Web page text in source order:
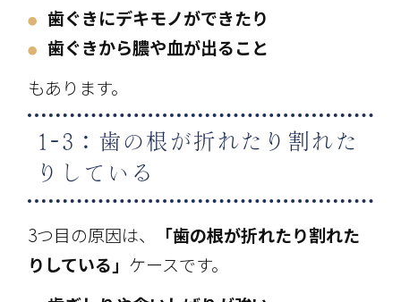
● 歯ぐきにデキモノができたり
● 歯ぐきから膿や血が出ること
もあります。
1-3：歯の根が折れたり割れた
りしている
3つ目の原因は、
「歯の根が折れたり割れた
りしている」 ケースです。